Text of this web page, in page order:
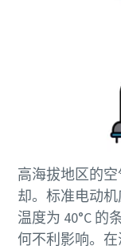
高海拔地区的
却。标准电动
温度为 40°C 的
何不利影响。